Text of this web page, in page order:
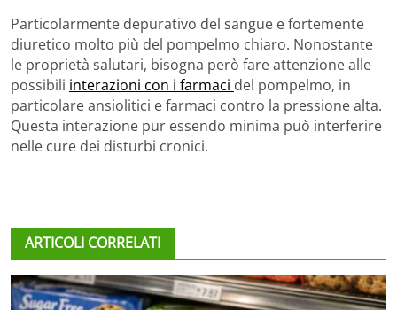
Particolarmente depurativo del sangue e fortemente
diuretico molto più del pompelmo chiaro. Nonostante
le proprietà salutari, bisogna però fare attenzione alle
possibili interazioni con i farmaci del pompelmo, in
particolare ansiolitici e farmaci contro la pressione alta.
Questa interazione pur essendo minima può interferire
nelle cure dei disturbi cronici.
ARTICOLI CORRELATI